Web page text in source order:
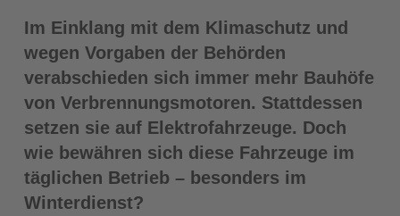
Im Einklang mit dem Klimaschutz und
wegen Vorgaben der Behörden
verabschieden sich immer mehr Bauhöfe
von Verbrennungsmotoren. Stattdessen
setzen sie auf Elektrofahrzeuge. Doch
wie bewähren sich diese Fahrzeuge im
täglichen Betrieb – besonders im
Winterdienst?